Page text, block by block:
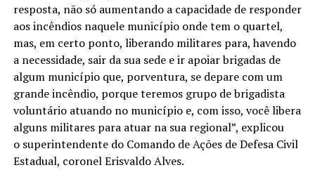
resposta, não só aumentando a capacidade de responder
aos incêndios naquele município onde tem o quartel,
mas, em certo ponto, liberando militares para, havendo
a necessidade, sair da sua sede e ir apoiar brigadas de
algum município que, porventura, se depare com um
grande incêndio, porque teremos grupo de brigadista
voluntário atuando no município e, com isso, você libera
alguns militares para atuar na sua regional”, explicou
o superintendente do Comando de Ações de Defesa Civil
Estadual, coronel Erisvaldo Alves.